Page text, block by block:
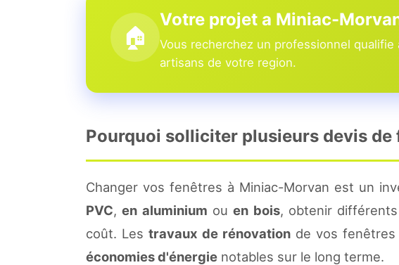
🏠
Votre projet a Miniac-
Vous recherchez un professionnel
artisans de votre region.
Pourquoi solliciter plusieurs devis
Changer vos fenêtres à Miniac-Morvan est un
PVC,en aluminium ouen bois, obtenir
coût. Les travaux de rénovation de vos
économies d'énergie notables sur le long terme.